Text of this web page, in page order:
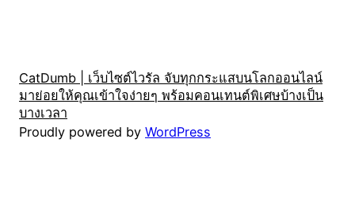
CatDumb | เว็บไซต์ไวรัล จับทุกกระแสบนโลกออนไลน์
มาย่อยให้คุณเข้าใจง่ายๆ พร้อมคอนเทนต์พิเศษบ้างเป็น
บางเวลา
Proudly powered by WordPress